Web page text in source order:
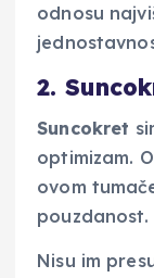
odnosu
2.
Suncokret
optimizam.
ovom
pouzdanost.
Nisu im